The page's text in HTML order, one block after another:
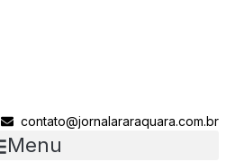
contato@jornalararaquara.com.br
Menu